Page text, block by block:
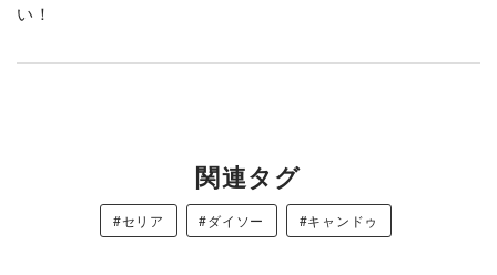
い！
関連タグ
#セリア #ダイソー #キャンドゥ